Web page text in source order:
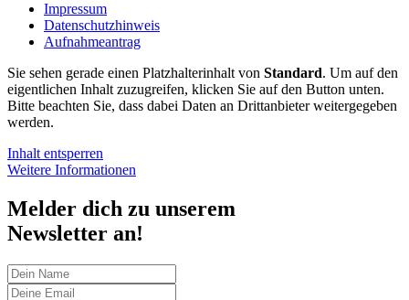
Impressum
Datenschutzhinweis
Aufnahmeantrag
Sie sehen gerade einen Platzhalterinhalt von Standard. Um auf den
eigentlichen Inhalt zuzugreifen, klicken Sie auf den Button unten.
Bitte beachten Sie, dass dabei Daten an Drittanbieter weitergegeben
werden.
Inhalt entsperren
Weitere Informationen
Melder dich zu unserem
Newsletter an!